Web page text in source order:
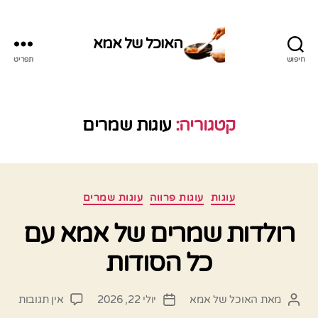
חיפוש
האוכל של אמא
תפריט
קטגוריה: עוגות שמרים
קטגוריות עוגות עוגות פרווה עוגות שמרים
רולדות שמרים של אמא עם
כל הסודות
המחבר
מאת האוכל של אמא
תאריך
יולי 22, 2026 אין תגובות